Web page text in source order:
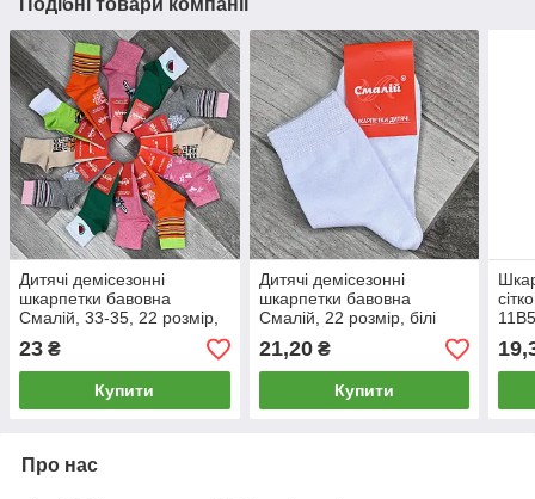
Дитячі демісезонні
шкарпетки бавовна
Смалій, 33-35, 22 розмір,
асорті
23 ₴
Купити
Дитячі демісезонні
шкарпетки бавовна
Смалій, 22 розмір, білі
(33-35), 10202
21,20₴
Купити
Про нас